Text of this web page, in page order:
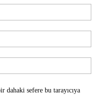
dahaki sefere bu tarayıcıya